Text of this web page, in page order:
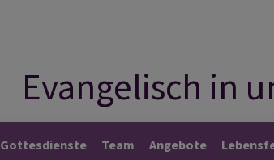
Evangelisch in
Gottesdienste Team Angebote